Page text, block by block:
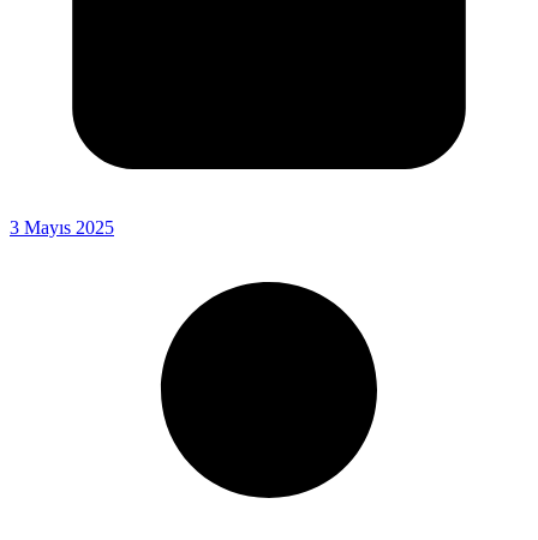
3 Mayıs 2025